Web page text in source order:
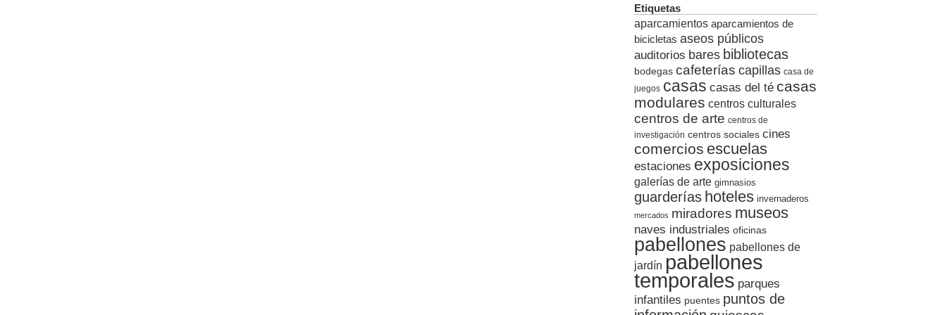
Etiquetas
aparcamientos aparcamientos de
bicicletas aseos públicos
auditorios bares bibliotecas
bodegas cafeterías capillas casa de
juegos casas casas del té casas
modulares centros culturales
centros de arte centros de
investigación centros sociales cines
comercios escuelas
estaciones exposiciones
galerías de arte gimnasios
guarderías hoteles invernaderos
mercados miradores museos
naves industriales oficinas
pabellones pabellones de
jardín pabellones
temporales parques
infantiles puentes puntos de